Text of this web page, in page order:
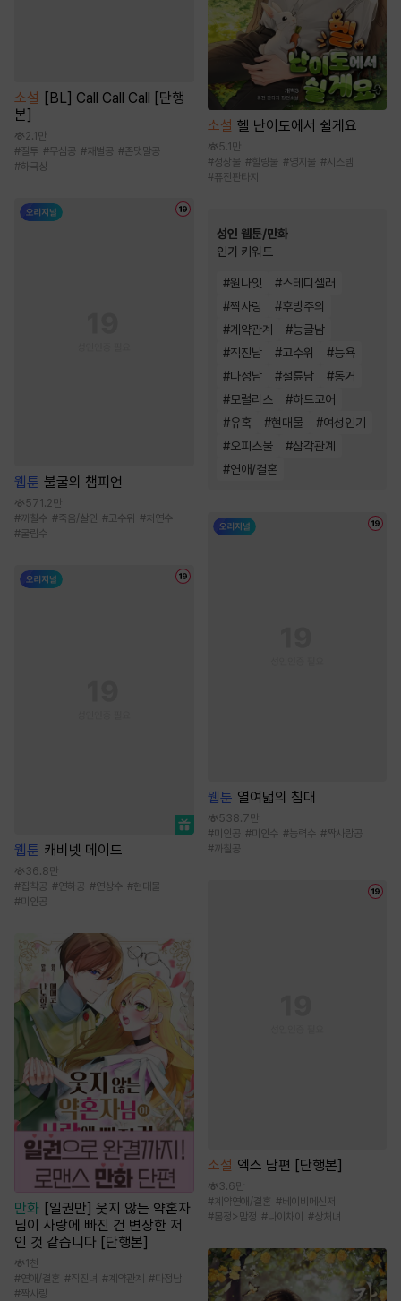
소설 [BL] Call Call Call [단행
본]
2.1만
#질투 #무심공 # 재벌공 #존댓말공
#하극상
웹툰 불굴의 챔피언
571.2만
#까칠수 #죽음/살인 #고수위 #처연수
#굴림수
웹툰 캐비넷 메이드
36.8만
#집착공 #연하공 #연상수 #현대물
#미인공
만화 [일권만] 웃지 않는 약혼자
님이 사랑에 빠진 건 변장한 저
인 것 같습니다 [단행본]
1천
#연애/결혼 #직진녀 # 계약관계 #다정남
#짝사랑
소설 헬 난이도에서 쉴게요
5.1만
#성장물 #힐링물 #영지물 #시스템
#퓨전판타지
성인 웹툰/만화
인기 키워드
#원나잇 #스테디셀러
#짝사랑 #후방주의
#계약관계 #능글남
#직진남 #고수위 #능욕
#다정남 #절륜남 #동거
#모럴리스 #하드코어
#유혹 #현대물 #여성인기
#오피스물 #삼각관계
#연애/결혼
웹툰 열여덟의 침대
538.7만
#미인공 #미인수 #능력수 #짝사랑공
#까칠공
소설 엑스 남편 [단행본]
3.6만
#계약연애/결혼 #베이비메신저
#몸정>맘정 #나이차이 #상처녀